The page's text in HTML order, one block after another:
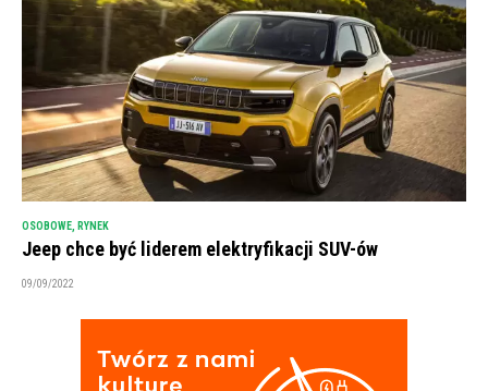
OSOBOWE RYNEK
Jeep chce być liderem elektryfikacji SUV-ów
09/09/2022